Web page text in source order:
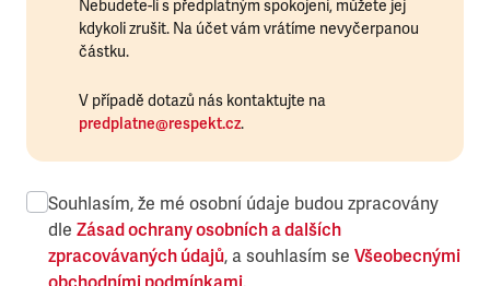
Nebudete-li s předplatným spokojeni, můžete jej
kdykoli zrušit. Na účet vám vrátíme nevyčerpanou
částku.
V případě dotazů nás kontaktujte na
predplatne@respekt.cz.
Souhlasím, že mé osobní údaje budou zpracovány
dle Zásad ochrany osobních a dalších
zpracovávaných údajů, a souhlasím se Všeobecnými